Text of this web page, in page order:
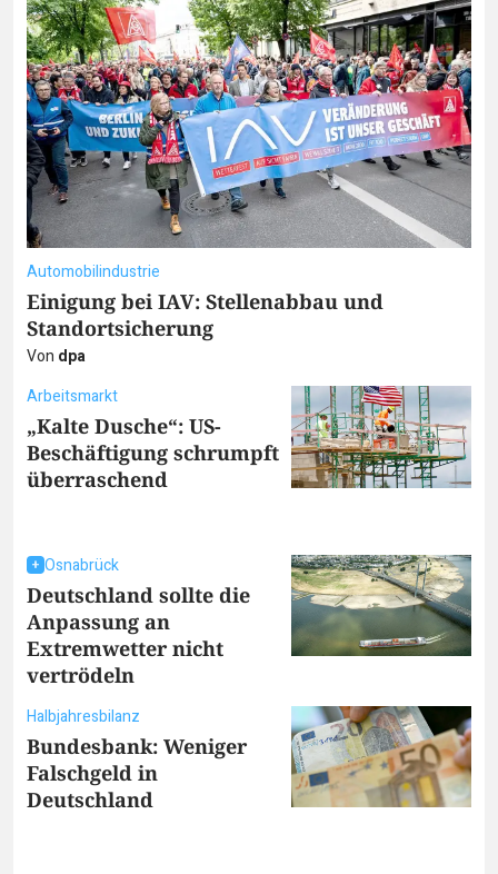
Automobilindustrie
Einigung bei IAV: Stellenabbau und
Standortsicherung
Von dpa
Arbeitsmarkt
„Kalte Dusche“: US-
Beschäftigung schrumpft
überraschend
Osnabrück
Deutschland sollte die
Anpassung an
Extremwetter nicht
vertrödeln
Halbjahresbilanz
Bundesbank: Weniger
Falschgeld in
Deutschland